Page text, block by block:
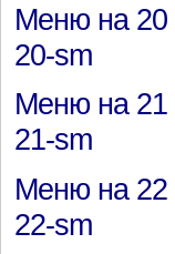
Меню на 20
20-sm
Меню на 21
21-sm
Меню на 22
22-sm